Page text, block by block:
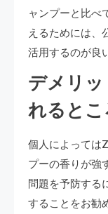
ャンプーと比べ
えるためには、
活用するのが良
デメリ
れるとこ
個人によっては
プーの香りが強
問題を予防する
することをお勧